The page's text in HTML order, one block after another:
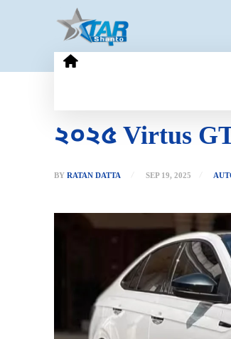
২০২৫ Virtus
BY RATAN DATTA SEP 19, 2025